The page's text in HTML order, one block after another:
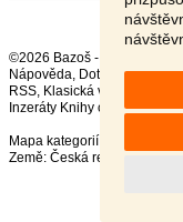
©2026 Bazoš -
Nápověda, Dotazy ,
RSS,
Inzeráty Knihy celkem:
Mapa kategorií
Země: Česká republika